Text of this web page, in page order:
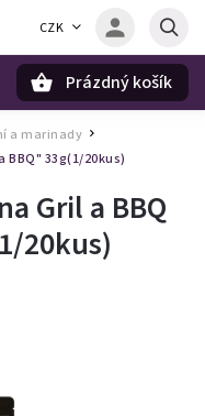
CZK
Prázdný košík
a marinady /
BBQ" 33g(1/20kus)
Gril a BBQ
20kus)